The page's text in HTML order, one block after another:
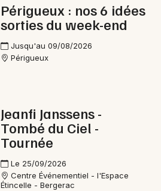
Périgueux : nos 6 idées
sorties du week-end
Jusqu'au 09/08/2026
Périgueux
Jeanfi Janssens -
Tombé du Ciel -
Tournée
Le 25/09/2026
Centre Événementiel - l'Espace
Étincelle - Bergerac